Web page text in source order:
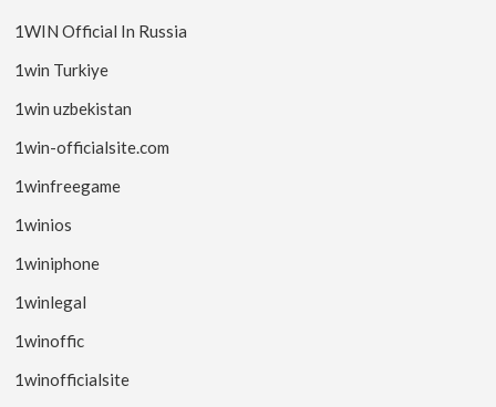
1WIN Official In Russia
1win Turkiye
1win uzbekistan
1win-officialsite.com
1winfreegame
1winios
1winiphone
1winlegal
1winoffic
1winofficialsite